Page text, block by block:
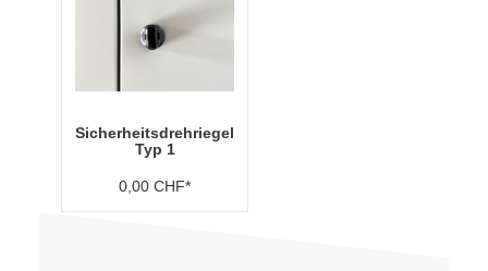
Sicherheitsdrehriegel
Typ 1
0,00 CHF*